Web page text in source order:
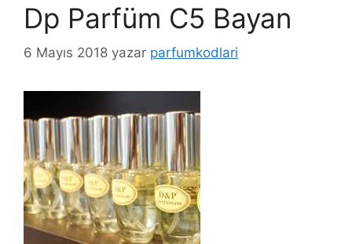
Dp Parfüm C5 Bayan
6 Mayıs 2018 yazar parfumkodlari